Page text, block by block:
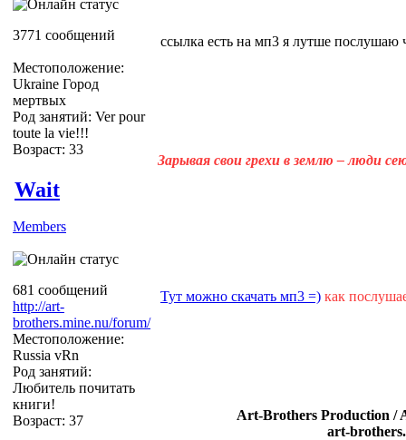
3771 сообщений
Местоположение:
Ukraine Город
мертвых
Род занятий: Ver pour
toute la vie!!!
Возраст: 33
ссылка есть на мп3 я лутше послушаю
Зарывая свои грехи в землю – люди
Wait
Members
681 сообщений
http://art-
brothers.mine.nu/forum/
Местоположение:
Russia vRn
Род занятий:
Любитель почитать
книги!
Возраст: 37
Тут можно скачать мп3 =) как
Art-Brothers Production /
art-